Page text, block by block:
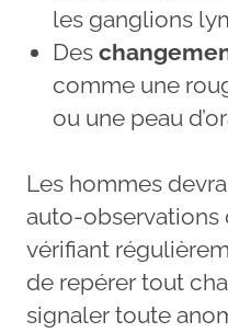
les ganglions
Des
comme une
ou une peau
Les hommes
auto-observations
vérifiant
de repérer tout
signaler toute